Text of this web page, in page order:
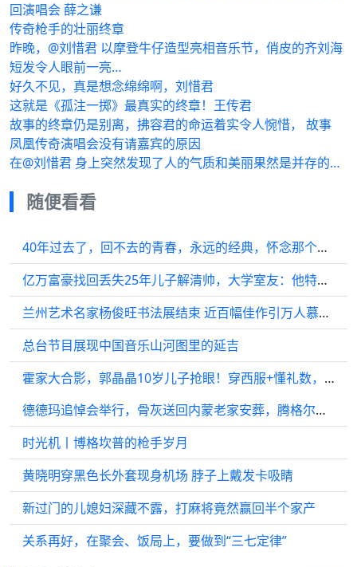
回演唱会 薛之谦
传奇枪手的壮丽终章
昨晚，@刘惜君 以摩登牛仔造型亮相音乐节，俏皮的齐刘海
短发令人眼前一亮…
好久不见，真是想念绵绵啊，刘惜君
这就是《孤注一掷》最真实的终章！王传君
故事的终章仍是别离，拂容君的命运着实令人惋惜， 故事
凤凰传奇演唱会没有请嘉宾的原因
在@刘惜君 身上突然发现了人的气质和美丽果然是并存的…
随便看看
40年过去了，回不去的青春，永远的经典，怀念那个美好的年代……
亿万富豪找回丢失25年儿子解清帅，大学室友：他特别阳光开朗
兰州艺术名家杨俊旺书法展结束 近百幅佳作引万人慕名参观交流
总台节目展现中国音乐山河图里的延吉
霍家大合影，郭晶晶10岁儿子抢眼！穿西服+懂礼数，第4代长孙
德德玛追悼会举行，骨灰送回内蒙老家安葬，腾格尔杨坤送花圈送行
时光机丨博格坎普的枪手岁月
黄晓明穿黑色长外套现身机场 脖子上戴发卡吸睛
新过门的儿媳妇深藏不露，打麻将竟然赢回半个家产
关系再好，在聚会、饭局上，要做到“三七定律”